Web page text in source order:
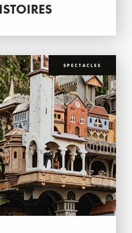
SPECTACLES